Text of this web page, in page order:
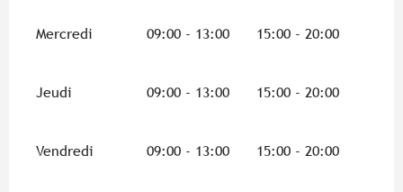
Mercredi 09:00 - 13:00 15:00 - 20:00
Jeudi 09:00 - 13:00 15:00 - 20:00
Vendredi 09:00 - 13:00 15:00 - 20:00